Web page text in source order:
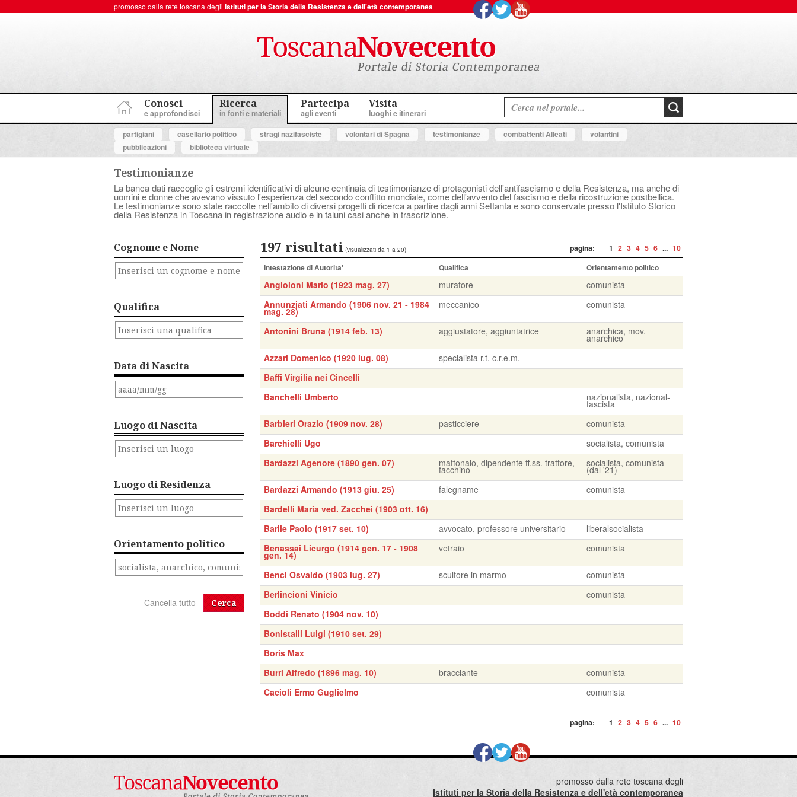
promosso dalla rete toscana degli Istituti per la Storia della Resistenza e dell'età contemporanea
Conosci
e approfondisci
Ricerca
in fonti e materiali
Partecipa
agli eventi
Visita
luoghi e itinerari
partigiani
casellario politico stragi nazifasciste volontari di Spagna testimonianze combattenti Alleati
volantini
pubblicazioni
biblioteca virtuale
Testimonianze
La banca dati raccoglie gli estremi identificativi di alcune centinaia di testimonianze di protagonisti dell'antifascismo e della Resistenza, ma anche di
uomini e donne che avevano vissuto l'esperienza del secondo conflitto mondiale, come dell'avvento del fascismo e della ricostruzione postbellica.
Le testimonianze sono state raccolte nell'ambito di diversi progetti di ricerca a partire dagli anni Settanta e sono conservate presso l'Istituto Storico
della Resistenza in Toscana in registrazione audio e in taluni casi anche in trascrizione.
Cognome e Nome
Qualifica
Data di Nascita
Luogo di Nascita
Luogo di Residenza
Orientamento politico
Cerca
pagina: 1 2 3 4 5 6 ... 10
197 risultati (visualizzati da 1 a 20)
Intestazione di Autorita' Qualifica Orientamento politico
Angioloni Mario (1923 mag. 27) muratore
comunista
Annunziati Armando (1906 nov. 21 - 1984
mag. 28)
meccanico comunista
Antonini Bruna (1914 feb. 13) aggiustatore, aggiuntatrice anarchica, mov.
anarchico
Azzari Domenico (1920 lug. 08)
specialista r.t. c.r.e.m.
Baffi Virgilia nei Cincelli
Banchelli Umberto
nazionalista, nazional-
fascista
Barbieri Orazio (1909 nov. 28)
pasticciere
comunista
Barchielli Ugo
socialista, comunista
Bardazzi Agenore (1890 gen. 07)
mattonaio, dipendente ff.ss. trattore,
facchino
socialista, comunista
(dal '21)
Bardazzi Armando (1913 giu. 25)
falegname
comunista
Bardelli Maria ved. Zacchei (1903 ott. 16)
Barile Paolo (1917 set. 10)
avvocato, professore universitario
liberalsocialista
Benassai Licurgo (1914 gen. 17 - 1908
gen. 14)
vetraio comunista
Benci Osvaldo (1903 lug. 27) scultore in marmo
comunista
Berlincioni Vinicio
comunista
Boddi Renato (1904 nov. 10)
Bonistalli Luigi (1910 set. 29)
Boris Max
Burri Alfredo (1896 mag. 10)
bracciante
comunista
Cacioli Ermo Guglielmo
comunista
pagina: 1 2 3 4 5 6 ... 10
promosso dalla rete toscana degli
Istituti per la Storia della Resistenza e dell'età contemporanea